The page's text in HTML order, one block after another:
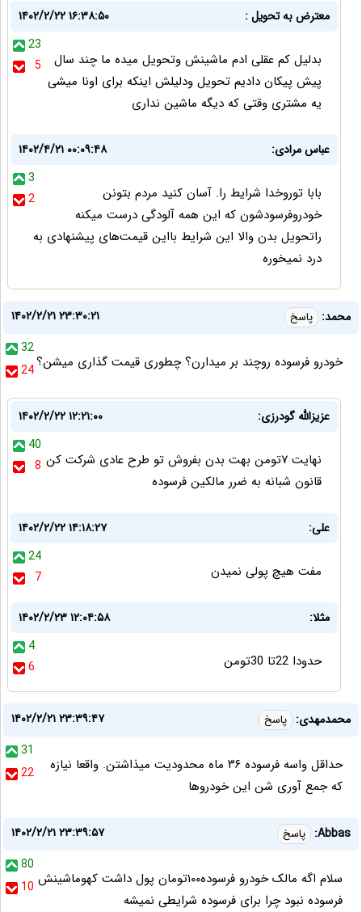
معترض به تحویل :
۱۴۰۲/۲/۲۲ ۱۶:۳۸:۵۰
23
5
بدلیل کم عقلی ادم ماشینش وتحویل میده ما چند سال
پیش پیکان دادیم تحویل ودلیلش اینکه برای اونا میشی
یه مشتری وقتی که دیگه ماشین نداری
عباس مرادی:
۱۴۰۲/۴/۲۱ ۰۰:۰۹:۴۸
3
2
بابا توروخدا شرایط را. آسان کنید مردم بتونن
خودروفرسودشون که این همه آلودگی درست میکنه
راتحویل بدن والا این شرایط بااین قیمت‌های پیشنهادی به
درد نمیخوره
محمد: پاسخ
۱۴۰۲/۲/۲۱ ۲۳:۳۰:۲۱
32
24خودرو فرسوده رو‌چند بر میدارن؟ چطوری قیمت گذاری میشن؟
عزیزالله گودرزی:
۱۴۰۲/۲/۲۲ ۱۲:۲۱:۰۰
40
8 نهایت ۷تومن بهت بدن بفروش تو طرح عادی شرکت کن
قانون شبانه به ضرر مالکین فرسوده
علی:
۱۴۰۲/۲/۲۲ ۱۴:۱۸:۲۷
24
7
مفت هیچ پولی نمیدن
مثلا:
۱۴۰۲/۲/۲۳ ۱۲:۰۴:۵۸
4
6
حدودا 22تا 30تومن
محمدمهدی: پاسخ
۱۴۰۲/۲/۲۱ ۲۳:۳۹:۴۷
31
22
حداقل واسه فرسوده ۳۶ ماه محدودیت میذاشتن. واقعا نیازه
که جمع آوری شن این خودروها
Abbas: پاسخ
۱۴۰۲/۲/۲۱ ۲۳:۳۹:۵۷
80
10 سلام اگه مالک خودرو فرسوده۱۰۰تومان پول داشت کهوماشینش
فرسوده نبود چرا برای فرسوده شرایطی نمیشه